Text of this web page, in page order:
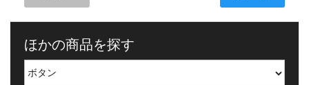
ほかの商品を探す